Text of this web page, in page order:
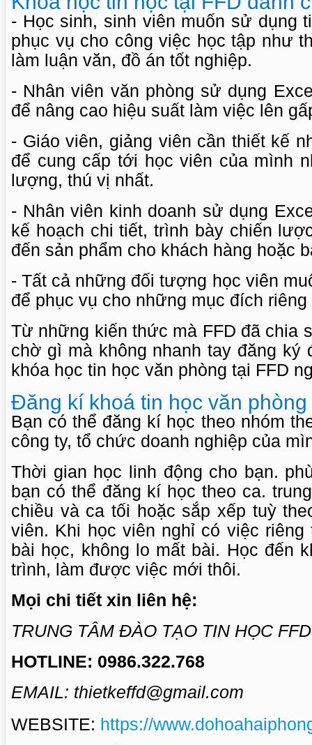
- Học sinh, sinh viên muốn sử dụng
phục vụ cho công việc học tập như
làm luận văn, đồ án tốt nghiệp.
- Nhân viên văn phòng sử dụng
để nâng cao hiệu suất làm việc lên
- Giáo viên, giảng viên cần thiết kế
để cung cấp tới học viên của mình
lượng, thú vị nhất.
- Nhân viên kinh doanh sử dụng
kế hoạch chi tiết, trình bày chiến
đến sản phẩm cho khách hàng hoặc
- Tất cả những đối tượng học viên
để phục vụ cho những mục đích
Từ những kiến thức mà FFD đã chia
chờ gì mà không nhanh tay đăng
khóa học tin học văn phòng tại FFD
Đăng kí khoá tin học văn
Bạn có thể đăng kí học theo nhóm
công ty, tổ chức doanh nghiệp của
Thời gian học linh động cho bạn.
bạn có thể đăng kí học theo ca.
chiều và ca tối hoặc sắp xếp tuỳ
viên. Khi học viên nghỉ có việc
bài học, không lo mất bài. Học đến
trình, làm được việc mới thôi.
Mọi chi tiết xin liên hệ:
TRUNG TÂM ĐÀO TẠO TIN HỌC FFD
HOTLINE: 0986.322.768
EMAIL: thietkeffd@gmail.com
WEBSITE: https://